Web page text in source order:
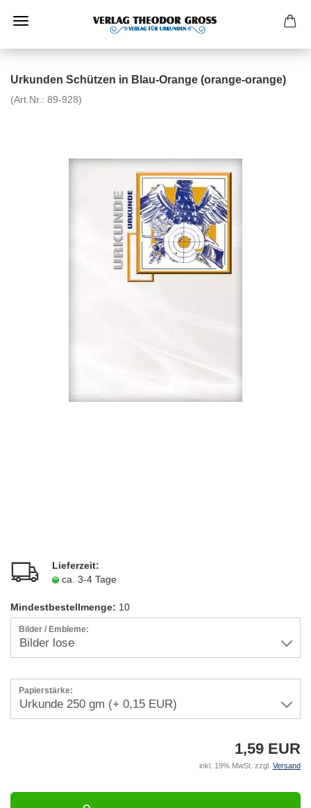
Urkunden Schützen in Blau-Orange (orange-orange)
(Art.Nr.: 89-928)
Lieferzeit:
ca. 3-4 Tage
Mindestbestellmenge: 10
Bilder / Embleme:
Papierstärke:
1,59 EUR
inkl. 19% MwSt. zzgl. Versand